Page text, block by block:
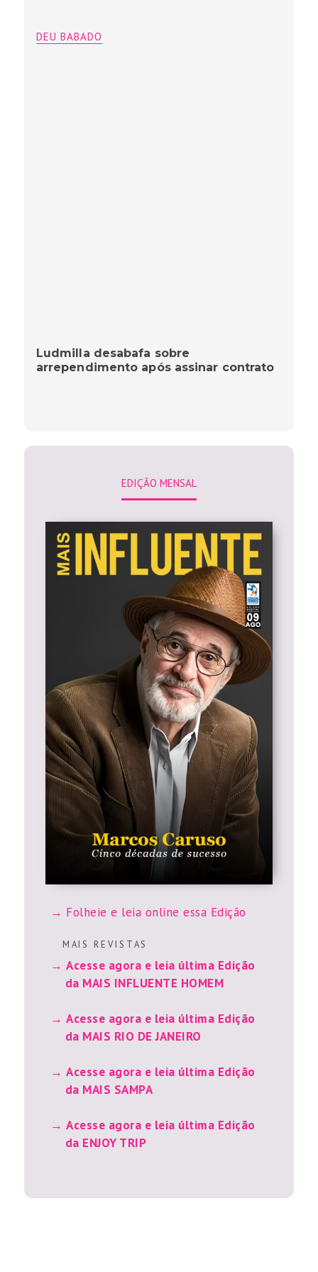
DEU BABADO
Ludmilla desabafa sobre
arrependimento após assinar contrato
EDIÇÃO MENSAL
Folheie e leia online essa Edição
M A I S R E V I S T A S
Acesse agora e leia última Edição
da MAIS INFLUENTE HOMEM
Acesse agora e leia última Edição
da MAIS RIO DE JANEIRO
Acesse agora e leia última Edição
da MAIS SAMPA
Acesse agora e leia última Edição
da ENJOY TRIP